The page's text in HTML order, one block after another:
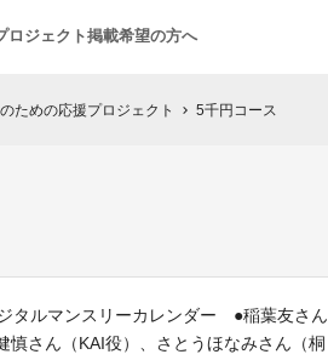
ロジェクト掲載希望の方へ
ための応援プロジェクト chevron_right 5千円コース
タルマンスリーカレンダー ●稲葉友さん
慎さん（KAI役）、さとうほなみさん（桐